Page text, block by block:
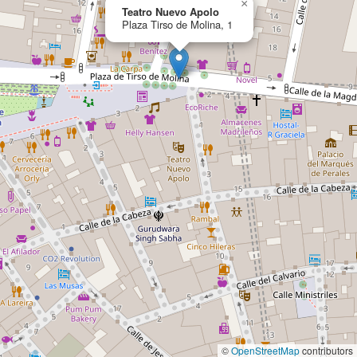
Teatro Nuevo Apolo
Plaza Tirso de Molina, 1
×
©OpenStreetMapcontributors